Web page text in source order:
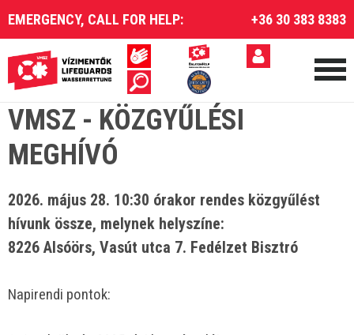
EMERGENCY, CALL FOR HELP: +36 30 383 8383
VMSZ - KÖZGYŰLÉSI
MEGHÍVÓ
2026. május 28. 10:30 órakor rendes közgyűlést
hívunk össze, melynek helyszíne:
8226 Alsóörs, Vasút utca 7. Fedélzet Bisztró
Napirendi pontok: